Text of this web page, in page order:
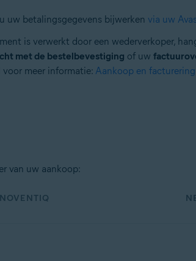
uw betalingsgegevens bijwerken via uw
is verwerkt door een wederverkoper,
met de bestelbevestiging of uw
meer informatie: Aankoop en
van uw aankoop:
NOVENTIQ